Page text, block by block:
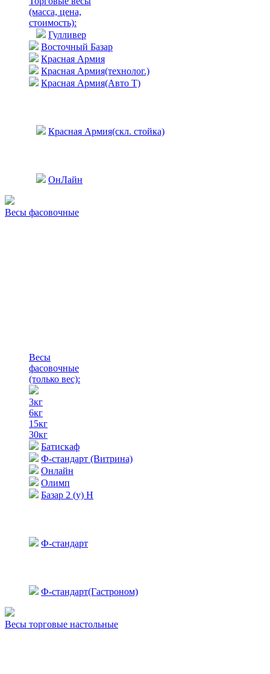
(масса, цена,
стоимость):
Гулливер
Восточный Базар
Красная Армия
Красная Армия(технолог.)
Красная Армия(Авто Т)
Красная Армия(скл. стойка)
ОнЛайн
Весы фасовочные
Весы
фасовочные
(только вес):
3кг
6кг
15кг
30кг
Батискаф
Ф-стандарт (Витрина)
Онлайн
Олимп
Базар 2 (у) Н
Ф-стандарт
Ф-стандарт(Гастроном)
Весы торговые настольные